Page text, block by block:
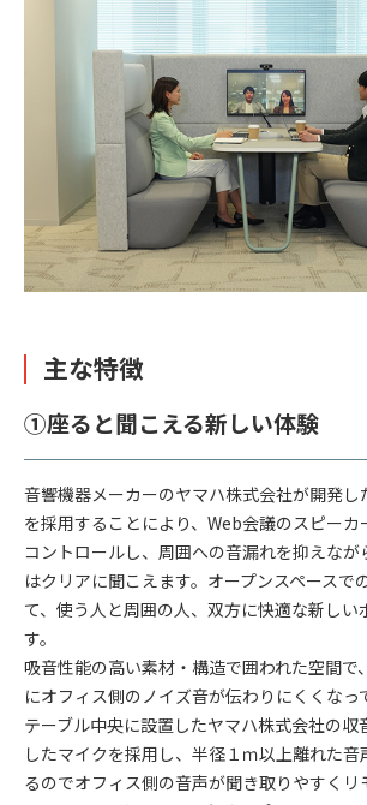
主な特徴
①座ると聞こえる新しい体験
音響機器メーカーのヤマハ株式会社が開発し
を採用することにより、Web会議のスピーカ
コントロールし、周囲への音漏れを抑えなが
はクリアに聞こえます。オープンスペースで
て、使う人と周囲の人、双方に快適な新しい
す。
吸音性能の高い素材・構造で囲われた空間で
にオフィス側のノイズ音が伝わりにくくなっ
テーブル中央に設置したヤマハ株式会社の収
したマイクを採用し、半径１ｍ以上離れた
るのでオフィス側の音声が聞き取りやすくリ